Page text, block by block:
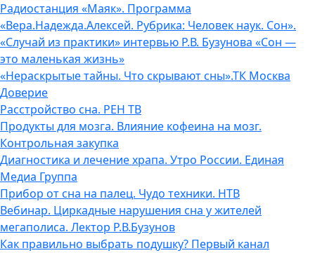
Радиостанция «Маяк». Программа
«Вера.Надежда.Алексей. Рубрика: Человек наук. Сон».
«Случай из практики» интервью Р.В. Бузунова «Сон —
это маленькая жизнь»
«Нераскрытые тайны. Что скрывают сны».ТК Москва
Доверие
Расстройство сна. РЕН ТВ
Продукты для мозга. Влияние кофеина на мозг.
Контрольная закупка
Диагностика и лечение храпа. Утро России. Единая
Медиа Группа
Прибор от сна на палец. Чудо техники. НТВ
Вебинар. Циркадные нарушения сна у жителей
мегаполиса. Лектор Р.В.Бузунов
Как правильно выбрать подушку? Первый канал